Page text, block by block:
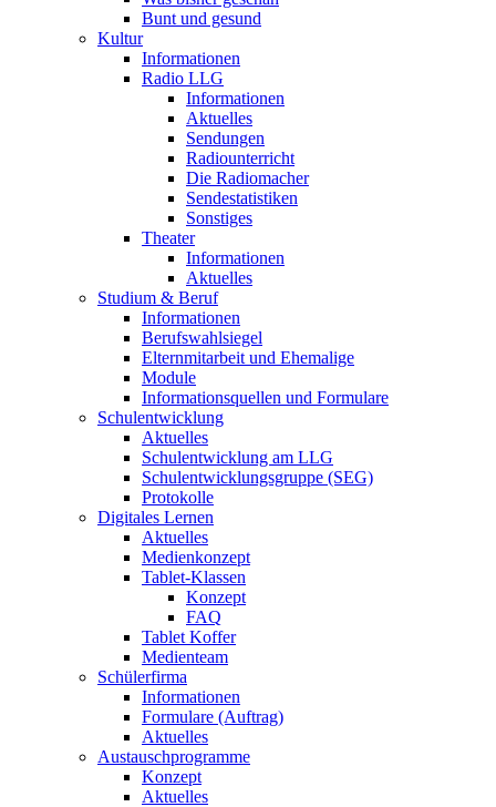
Bunt und gesund
Kultur
Informationen
Radio LLG
Informationen
Aktuelles
Sendungen
Radiounterricht
Die Radiomacher
Sendestatistiken
Sonstiges
Theater
Informationen
Aktuelles
Studium & Beruf
Informationen
Berufswahlsiegel
Elternmitarbeit und Ehemalige
Module
Informationsquellen und Formulare
Schulentwicklung
Aktuelles
Schulentwicklung am LLG
Schulentwicklungsgruppe (SEG)
Protokolle
Digitales Lernen
Aktuelles
Medienkonzept
Tablet-Klassen
Konzept
FAQ
Tablet Koffer
Medienteam
Schülerfirma
Informationen
Formulare (Auftrag)
Aktuelles
Austauschprogramme
Konzept
Aktuelles